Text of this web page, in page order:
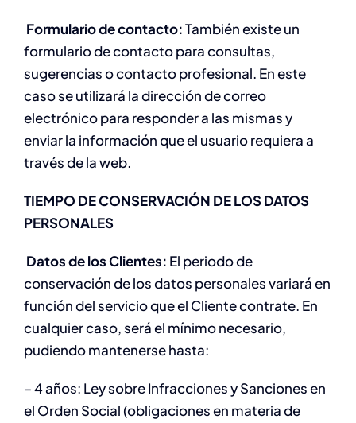
Formulario de contacto:También existe un
formulario de contacto para consultas,
sugerencias o contacto profesional. En este
caso se utilizará la dirección de correo
electrónico para responder a las mismas y
enviar la información que el usuario requiera a
través de la web.
TIEMPO DE CONSERVACIÓN DE LOS DATOS
PERSONALES
Datos de los Clientes: El periodo de
conservación de los datos personales variará en
función del servicio que el Cliente contrate. En
cualquier caso, será el mínimo necesario,
pudiendo mantenerse hasta:
– 4 años: Ley sobre Infracciones y Sanciones en
el Orden Social (obligaciones en materia de